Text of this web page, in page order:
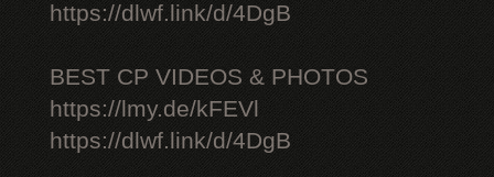
https://dlwf.link/d/4DgB
BEST CP VIDEOS & PHOTOS
https://lmy.de/kFEVl
https://dlwf.link/d/4DgB